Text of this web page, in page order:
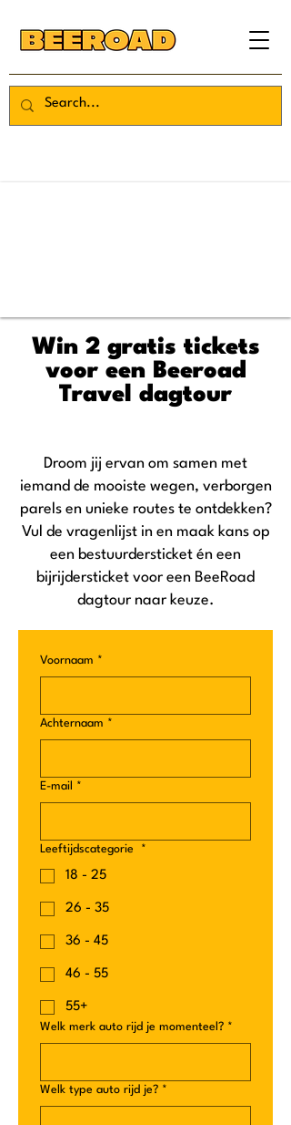
Win 2 gratis tickets
voor een Beeroad
Travel dagtour
Droom jij ervan om samen met
iemand de mooiste wegen, verborgen
parels en unieke routes te ontdekken?
Vul de vragenlijst in en maak kans op
een bestuurdersticket én een
bijrijdersticket voor een BeeRoad
dagtour naar keuze.
Voornaam *
Achternaam *
E-mail *
Leeftijdscategorie *
18 - 25
26 - 35
36 - 45
46 - 55
55+
Welk merk auto rijd je momenteel? *
Welk type auto rijd je? *